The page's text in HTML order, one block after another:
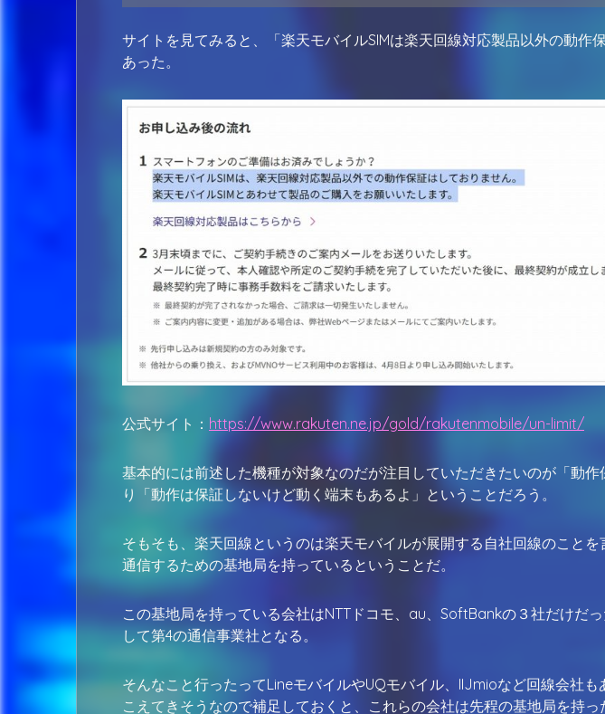
サイトを見てみると、「楽天モバイルSIMは楽天回線対応製品以外の動作
あった。
公式サイト： https://www.rakuten.ne.jp/gold/rakutenmobile/un-limit/
基本的には前述した機種が対象なのだが注目していただきたいのが「動
り「動作は保証しないけど動く端末もあるよ」ということだろう。
そもそも、楽天回線というのは楽天モバイルが展開する自社回線のこと
通信するための基地局を持っているということだ。
この基地局を持っている会社はNTTドコモ、au、SoftBankの３社だけだ
して第4の通信事業社となる。
そんなこと行ったってLineモバイルやUQモバイル、IIJmioなど回線会社
こえてきそうなので補足しておくと、これらの会社は先程の基地局を持